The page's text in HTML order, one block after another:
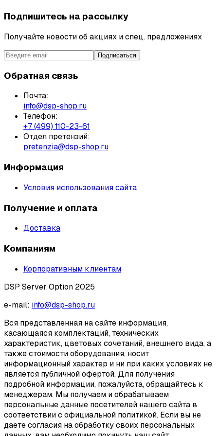
Подпишитесь на рассылку
Получайте новости об акциях и спец. предложениях
Подписаться
Обратная связь
Почта:
info@dsp-shop.ru
Телефон:
+7 (499) 110-23-61
Отдел претензий:
pretenzia@dsp-shop.ru
Информация
Условия использования сайта
Получение и оплата
Доставка
Компаниям
Корпоративным клиентам
DSP Server Option 2025
e-mail: info@dsp-shop.ru
Вся представленная на сайте информация,
касающаяся комплектаций, технических
характеристик, цветовых сочетаний, внешнего вида, а
также стоимости оборудования, носит
информационный характер и ни при каких условиях не
является публичной офертой. Для получения
подробной информации, пожалуйста, обращайтесь к
менеджерам. Мы получаем и обрабатываем
персональные данные посетителей нашего сайта в
соответствии с официальной политикой. Если вы не
даете согласия на обработку своих персональных